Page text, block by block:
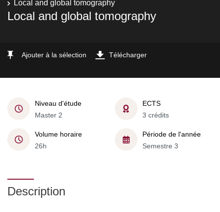
Local and global tomography
Local and global tomography
Ajouter à la sélection Télécharger
Niveau d'étude
Master 2
ECTS
3 crédits
Volume horaire
26h
Période de l'année
Semestre 3
Description